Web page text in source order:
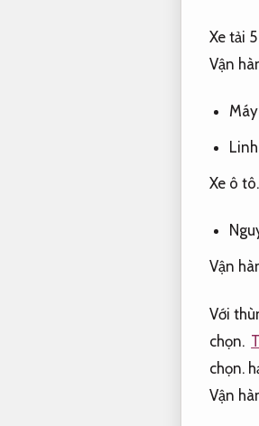
Xe tải
Vận
Xe ô tô.
Vận
Với
chọn.
chọn.
Vận